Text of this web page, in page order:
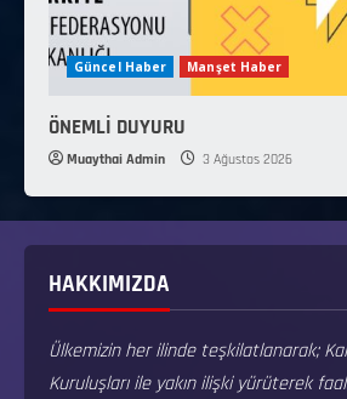
Güncel Haber Manşet Haber
ÖNEMLİ DUYURU
Muaythai Admin 3 Ağustos 2026
HAKKIMIZDA
Ülkemizin her ilinde teşkilatlanarak;
Kuruluşları ile yakın ilişki yürüterek